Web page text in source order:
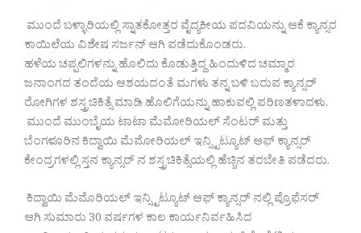
ಮುಂದೆ ಬಳ್ಳಾರಿಯಲ್ಲಿ ಸ್ನಾತಕೋತ್ತರ ವೈದ್ಯಕೀಯ ಪದವಿಯನ್ನು ಆಕೆ ಕ್ಯಾನ್ಸರ
ಕಾಯಿಲೆಯ ವಿಶೇಷ ಸರ್ಜನ್ ಆಗಿ ಪಡೆದುಕೊಂಡರು.
ಹಳೆಯ ಚಪ್ಪಲಿಗಳನ್ನು ಹೊಲಿದು ಕೊಡುತ್ತಿದ್ದ ಹಿಂದುಳಿದ ಚಮ್ಮಾರ
ಜನಾಂಗದ ತಂದೆಯ ಆಶಯದಂತೆ ಮಗಳು ತನ್ನ ಬಳಿ ಬರುವ ಕ್ಯಾನ್ಸರ್
ರೋಗಿಗಳ ಶಸ್ತ್ರಚಿಕಿತ್ಸೆ ಮಾಡಿ ಹೊಲಿಗೆಯನ್ನು ಹಾಕುವಲ್ಲಿ ಪರಿಣತಳಾದಳು.
ಮುಂದೆ ಮುಂಬೈಯ ಟಾಟಾ ಮೆಮೋರಿಯಲ್ ಸೆಂಟರ್ ಮತ್ತು
ಬೆಂಗಳೂರಿನ ಕಿದ್ವಾಯಿ ಮೆಮೋರಿಯಲ್ ಇನ್ಸ್ಟಿಟ್ಯೂಟ್ ಆಫ್ ಕ್ಯಾನ್ಸರ್
ಕೇಂದ್ರಗಳಲ್ಲಿ ಸ್ತನ ಕ್ಯಾನ್ಸರ್ ನ ಶಸ್ತ್ರಚಿಕಿತ್ಸೆಯಲ್ಲಿ ಹೆಚ್ಚಿನ ತರಬೇತಿ ಪಡೆದರು.
ಕಿದ್ವಾಯಿ ಮೆಮೊರಿಯಲ್ ಇನ್ಸ್ಟಿಟ್ಯೂಟ್ ಆಫ್ ಕ್ಯಾನ್ಸರ್ ನಲ್ಲಿ ಪ್ರೊಫೆಸರ್
ಆಗಿ ಸುಮಾರು 30 ವರ್ಷಗಳ ಕಾಲ ಕಾರ್ಯನಿರ್ವಹಿಸಿದ